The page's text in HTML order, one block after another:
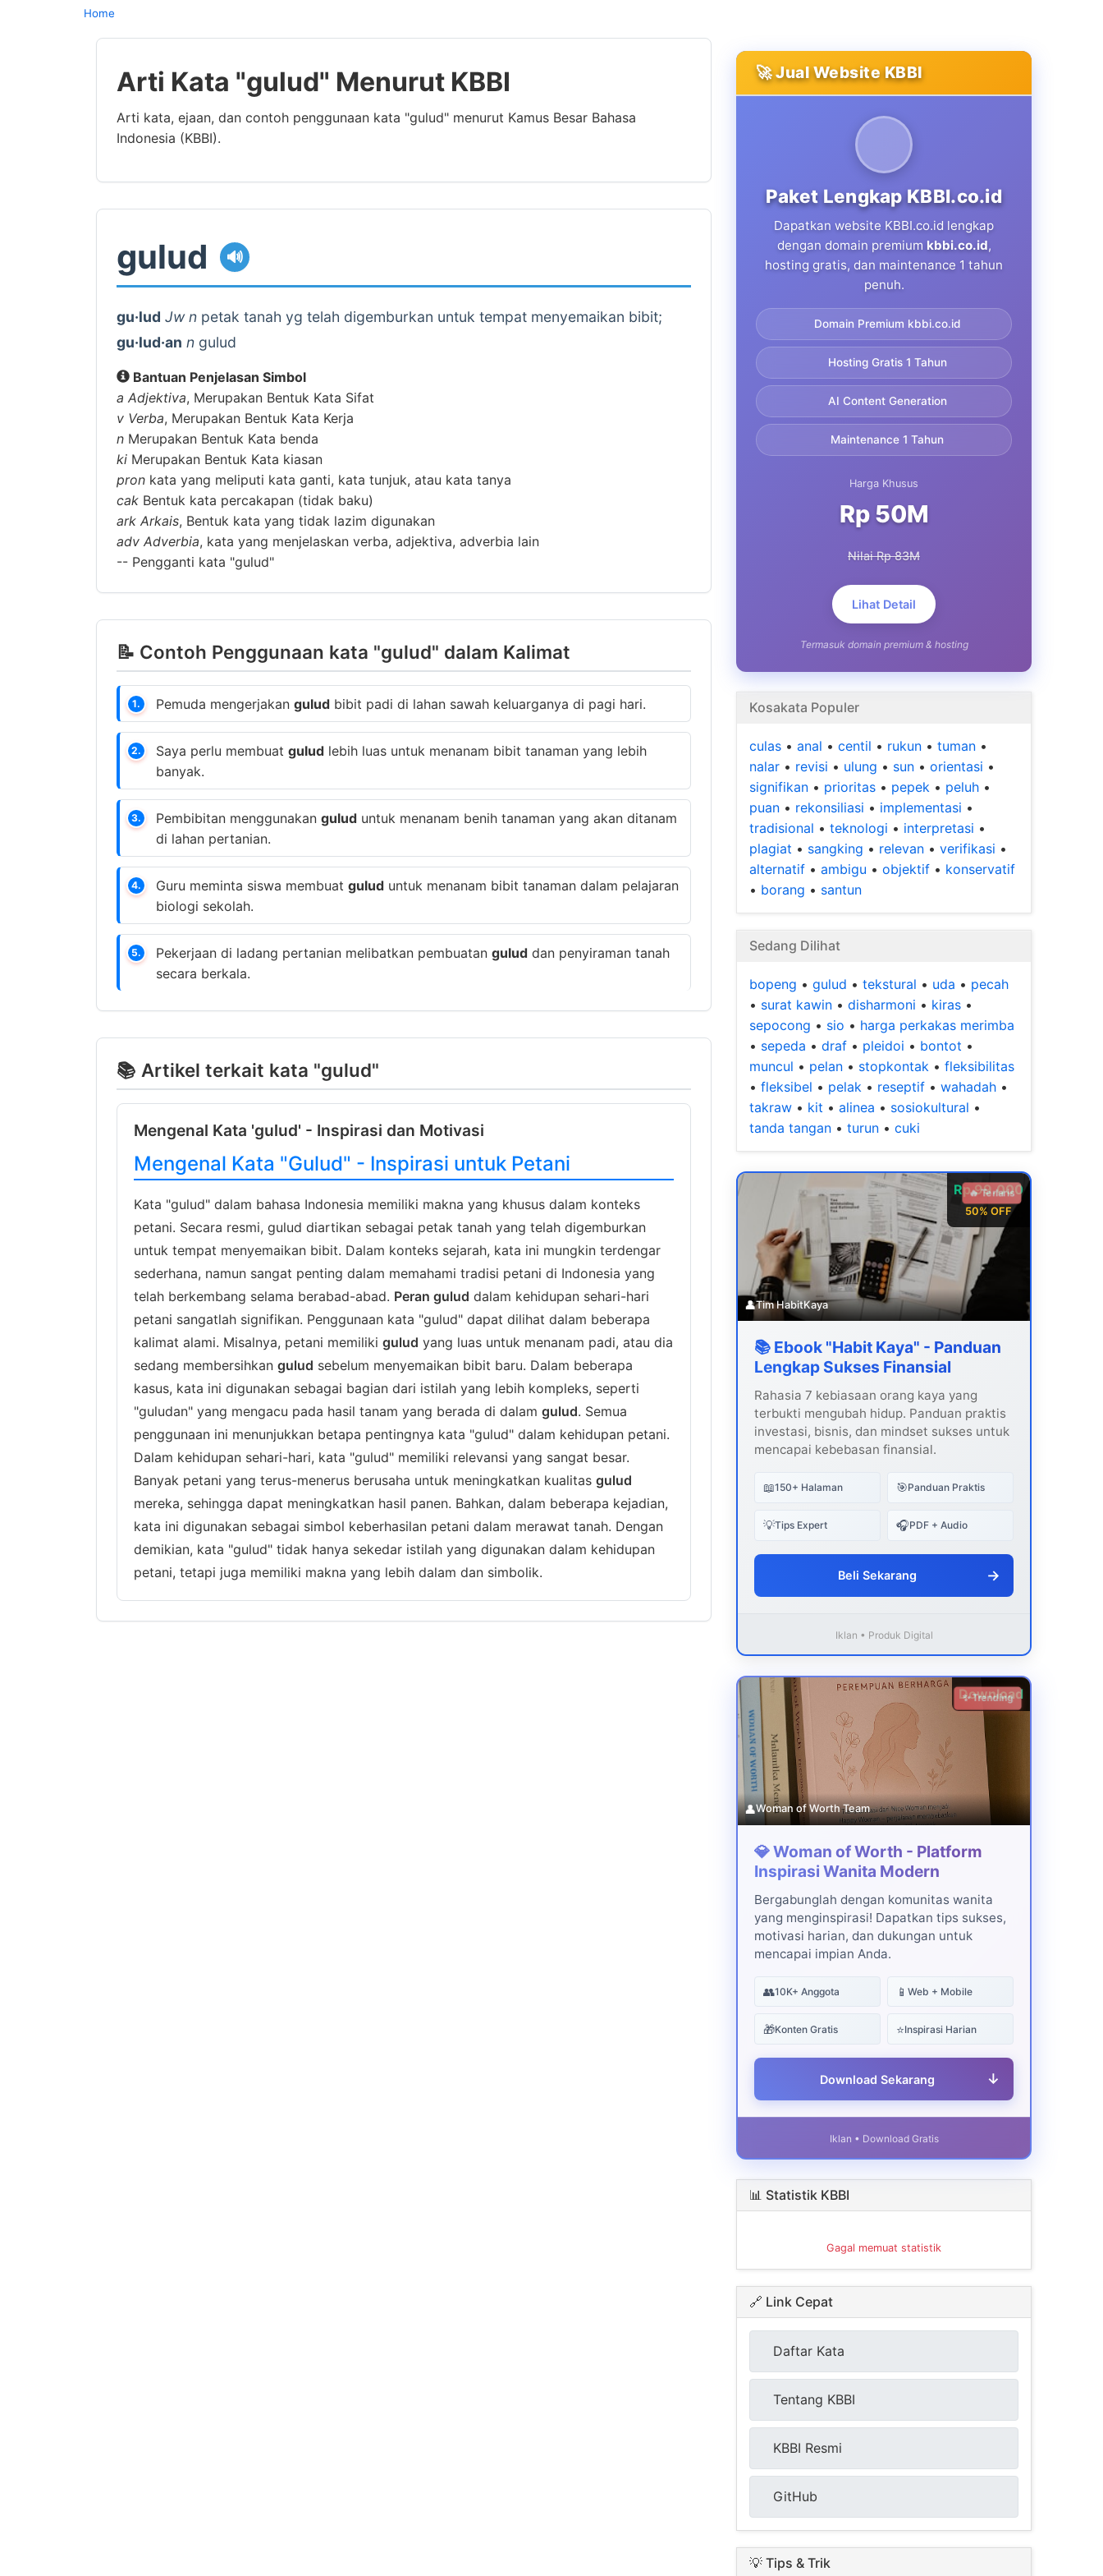
Home
Arti Kata "gulud" Menurut KBBI
Arti kata, ejaan, dan contoh penggunaan kata "gulud" menurut Kamus Besar Bahasa
Indonesia (KBBI).
gulud 🔊
gu·lud Jw n petak tanah yg telah digemburkan untuk tempat menyemaikan bibit;
gu·lud·an n gulud
Bantuan Penjelasan Simbol
a Adjektiva, Merupakan Bentuk Kata Sifat
v Verba, Merupakan Bentuk Kata Kerja
n Merupakan Bentuk Kata benda
ki Merupakan Bentuk Kata kiasan
pron kata yang meliputi kata ganti, kata tunjuk, atau kata tanya
cak Bentuk kata percakapan (tidak baku)
ark Arkais, Bentuk kata yang tidak lazim digunakan
adv Adverbia, kata yang menjelaskan verba, adjektiva, adverbia lain
-- Pengganti kata "gulud"
📝 Contoh Penggunaan kata "gulud" dalam Kalimat
1. Pemuda mengerjakan gulud bibit padi di lahan sawah keluarganya di pagi hari.
2. Saya perlu membuat gulud lebih luas untuk menanam bibit tanaman yang lebih
banyak.
3. Pembibitan menggunakan gulud untuk menanam benih tanaman yang akan ditanam
di lahan pertanian.
4. Guru meminta siswa membuat gulud untuk menanam bibit tanaman dalam pelajaran
biologi sekolah.
5. Pekerjaan di ladang pertanian melibatkan pembuatan gulud dan penyiraman tanah
secara berkala.
📚 Artikel terkait kata "gulud"
Mengenal Kata 'gulud' - Inspirasi dan Motivasi
Mengenal Kata "Gulud" - Inspirasi untuk Petani
Kata "gulud" dalam bahasa Indonesia memiliki makna yang khusus dalam konteks
petani. Secara resmi, gulud diartikan sebagai petak tanah yang telah digemburkan
untuk tempat menyemaikan bibit. Dalam konteks sejarah, kata ini mungkin terdengar
sederhana, namun sangat penting dalam memahami tradisi petani di Indonesia yang
telah berkembang selama berabad-abad. Peran gulud dalam kehidupan sehari-hari
petani sangatlah signifikan. Penggunaan kata "gulud" dapat dilihat dalam beberapa
kalimat alami. Misalnya, petani memiliki gulud yang luas untuk menanam padi, atau dia
sedang membersihkan gulud sebelum menyemaikan bibit baru. Dalam beberapa
kasus, kata ini digunakan sebagai bagian dari istilah yang lebih kompleks, seperti
"guludan" yang mengacu pada hasil tanam yang berada di dalam gulud. Semua
penggunaan ini menunjukkan betapa pentingnya kata "gulud" dalam kehidupan petani.
Dalam kehidupan sehari-hari, kata "gulud" memiliki relevansi yang sangat besar.
Banyak petani yang terus-menerus berusaha untuk meningkatkan kualitas gulud
mereka, sehingga dapat meningkatkan hasil panen. Bahkan, dalam beberapa kejadian,
kata ini digunakan sebagai simbol keberhasilan petani dalam merawat tanah. Dengan
demikian, kata "gulud" tidak hanya sekedar istilah yang digunakan dalam kehidupan
petani, tetapi juga memiliki makna yang lebih dalam dan simbolik.
🚀 Jual Website KBBI
Paket Lengkap KBBI.co.id
Dapatkan website KBBI.co.id lengkap
dengan domain premium kbbi.co.id,
hosting gratis, dan maintenance 1 tahun
penuh.
Domain Premium kbbi.co.id
Hosting Gratis 1 Tahun
AI Content Generation
Maintenance 1 Tahun
Harga Khusus
Rp 50M
Nilai Rp 83M
Lihat Detail
Termasuk domain premium & hosting
Kosakata Populer
culas • anal • centil • rukun • tuman •
nalar • revisi • ulung • sun • orientasi •
signifikan • prioritas • pepek • peluh •
puan • rekonsiliasi • implementasi •
tradisional • teknologi • interpretasi •
plagiat • sangking • relevan • verifikasi •
alternatif • ambigu • objektif • konservatif
• borang • santun
Sedang Dilihat
bopeng • gulud • tekstural • uda • pecah
• surat kawin • disharmoni • kiras •
sepocong • sio • harga perkakas merimba
• sepeda • draf • pleidoi • bontot •
muncul • pelan • stopkontak • fleksibilitas
• fleksibel • pelak • reseptif • wahadah •
takraw • kit • alinea • sosiokultural •
tanda tangan • turun • cuki
Rp 99.000
50% OFF
🔥 Terlaris
👤Tim HabitKaya
📚 Ebook "Habit Kaya" - Panduan
Lengkap Sukses Finansial
Rahasia 7 kebiasaan orang kaya yang
terbukti mengubah hidup. Panduan praktis
investasi, bisnis, dan mindset sukses untuk
mencapai kebebasan finansial.
📖150+ Halaman 🎯Panduan Praktis
💡Tips Expert 🎧PDF + Audio
Beli Sekarang →
Iklan • Produk Digital
Download
✨ Trending
👤Woman of Worth Team
💎 Woman of Worth - Platform
Inspirasi Wanita Modern
Bergabunglah dengan komunitas wanita
yang menginspirasi! Dapatkan tips sukses,
motivasi harian, dan dukungan untuk
mencapai impian Anda.
👥10K+ Anggota 📱 Web + Mobile
🎁Konten Gratis ⭐Inspirasi Harian
Download Sekarang ↓
Iklan • Download Gratis
📊 Statistik KBBI
Gagal memuat statistik
🔗 Link Cepat
Daftar Kata
Tentang KBBI
KBBI Resmi
GitHub
💡 Tips & Trik